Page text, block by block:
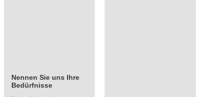
Nennen Sie uns Ihre
Bedürfnisse